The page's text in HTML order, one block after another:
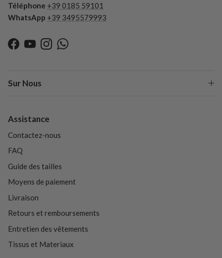
Téléphone +39 0185 59101
WhatsApp +39 3495579993
Facebook
YouTubeInstagramWhatsApp
Sur Nous
Assistance
Contactez-nous
FAQ
Guide des tailles
Moyens de paiement
Livraison
Retours et remboursements
Entretien des vêtements
Tissus et Materiaux